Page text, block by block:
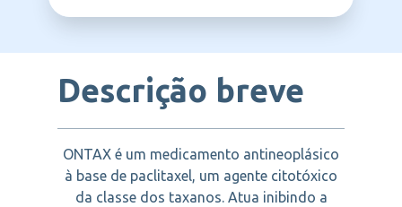
Descrição breve
ONTAX é um medicamento antineoplásico
à base de paclitaxel, um agente citotóxico
da classe dos taxanos. Atua inibindo a